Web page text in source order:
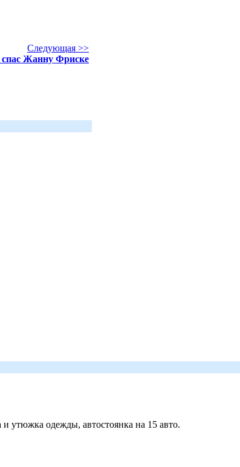
Следующая >>
Жанну Фриске
утюжка одежды, автостоянка на 15 авто.